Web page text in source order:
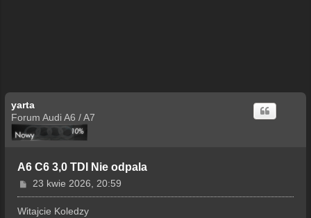
yarta
Forum Audi A6 / A7
A6 C6 3,0 TDI Nie odpala
P
o
s
23 kwie 2026, 20:59
Witajcie Koledzy